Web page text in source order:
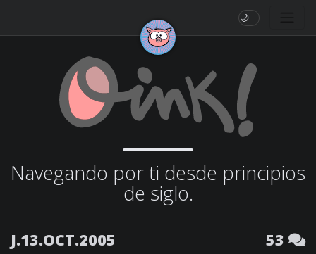
🌙
Navegando por ti desde principios
de siglo.
J.13.OCT.2005 53